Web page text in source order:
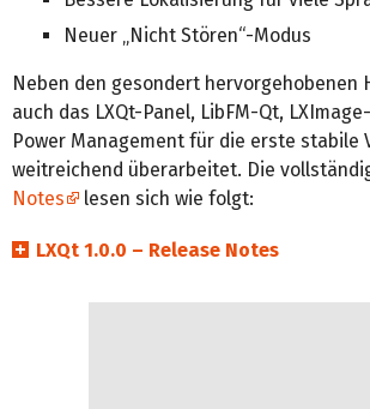
Neuer „Nicht Stören“-Modus
Neben den gesondert hervorgehobenen
auch das LXQt-Panel, LibFM-Qt,
Power Management für die erste stabile
weitreichend überarbeitet. Die
Notes
lesen sich wie folgt:
LXQt 1.0.0 – Release Notes